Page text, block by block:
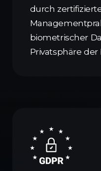
durch
biometrischer
Privatsphäre der